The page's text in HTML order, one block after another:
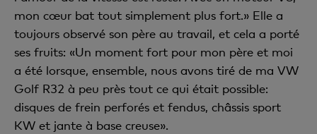
mon cœur bat tout simplement plus fort.» Elle a
toujours observé son père au travail, et cela a porté
ses fruits: «Un moment fort pour mon père et moi
a été lorsque, ensemble, nous avons tiré de ma VW
Golf R32 à peu près tout ce qui était possible:
disques de frein perforés et fendus, châssis sport
KW et jante à base creuse».